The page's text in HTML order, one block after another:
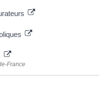
France